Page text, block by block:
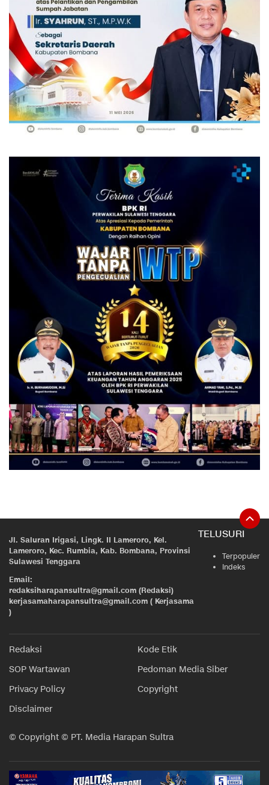
Jl. Saluran Irigasi, Lingk. II Lameroro, Kel.
Lameroro, Kec. Rumbia, Kab. Bombana, Provinsi
Sulawesi Tenggara
Email:
redaksiharapansultra@gmail.com (Redaksi)
kerjasamaharapansultra@gmail.com ( Kerjasama
)
TELUSURI
Terpopuler
Indeks
Redaksi
Kode Etik
SOP Wartawan
Pedoman Media Siber
Privacy Policy
Copyright
Disclaimer
© Copyright © PT. Media Harapan Sultra